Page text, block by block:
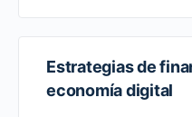
Estrategias de
economía digital